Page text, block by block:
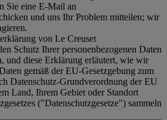
Sie eine E-Mail an
und uns Ihr Problem mitteilen; wir
von Le Creuset
Schutz Ihrer personenbezogenen Daten
und diese Erklärung erläutert, wie wir
gemäß der EU-Gesetzgebung zum
Datenschutz-Grundverordnung der EU
Land, Ihrem Gebiet oder Standort
("Datenschutzgesetze") sammeln